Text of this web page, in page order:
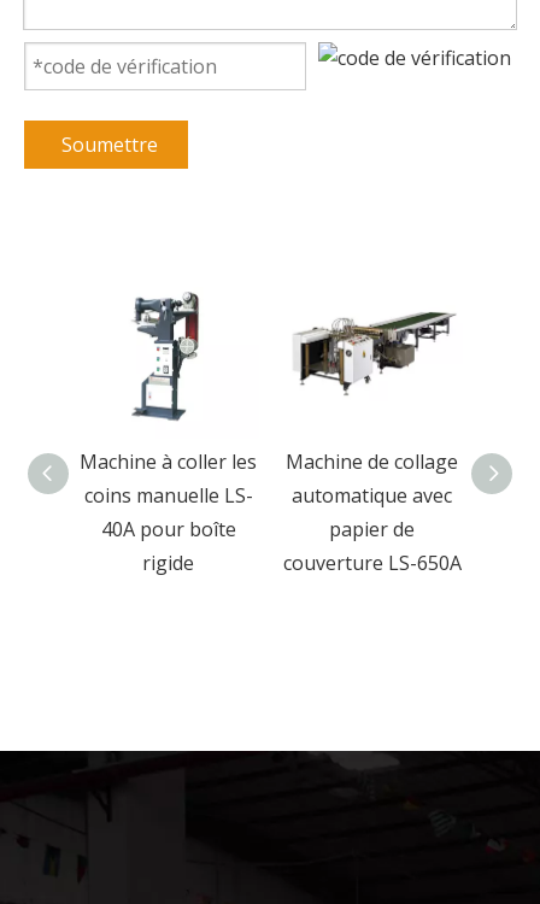
Soumettre
Machine à coller les
coins manuelle LS-
40A pour boîte
rigide
Machine de collage
automatique avec
papier de
couverture LS-650A